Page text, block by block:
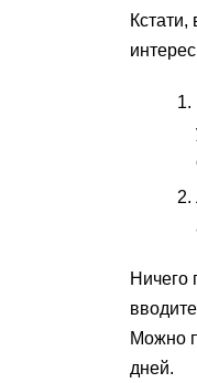
Кстати,
Ничего
Можно
дней.